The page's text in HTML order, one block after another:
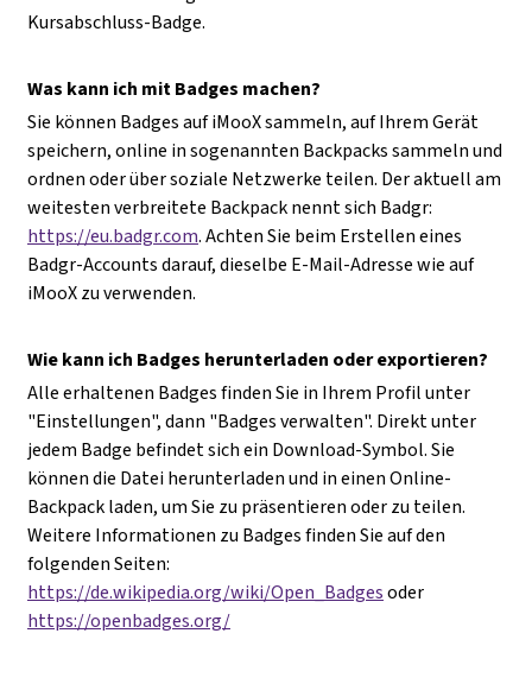
Kursabschluss-Badge.
Was kann ich mit Badges machen?
Sie können Badges auf iMooX sammeln, auf Ihrem Gerät
speichern, online in sogenannten Backpacks sammeln und
ordnen oder über soziale Netzwerke teilen. Der aktuell am
weitesten verbreitete Backpack nennt sich Badgr:
https://eu.badgr.com. Achten Sie beim Erstellen eines
Badgr-Accounts darauf, dieselbe E-Mail-Adresse wie auf
iMooX zu verwenden.
Wie kann ich Badges herunterladen oder exportieren?
Alle erhaltenen Badges finden Sie in Ihrem Profil unter
"Einstellungen", dann "Badges verwalten". Direkt unter
jedem Badge befindet sich ein Download-Symbol. Sie
können die Datei herunterladen und in einen Online-
Backpack laden, um Sie zu präsentieren oder zu teilen.
Weitere Informationen zu Badges finden Sie auf den
folgenden Seiten:
https://de.wikipedia.org/wiki/Open_Badgesoder
https://openbadges.org/